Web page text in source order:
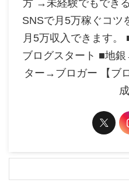
方 →未経験でもでき
SNSで月5万稼ぐコツ
月5万収入できます。
ブログスタート ■地
ター→ブロガー 【ブ